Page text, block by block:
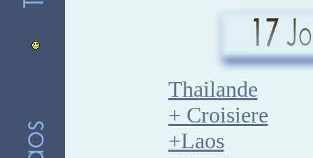
Thailande
+ Croisiere
+Laos